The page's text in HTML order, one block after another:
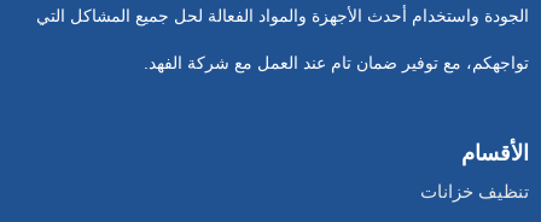
الجودة واستخدام أحدث الأجهزة والمواد الفعالة لحل جميع المشاكل التي
تواجهكم، مع توفير ضمان تام عند العمل مع شركة الفهد.
الأقسام
تنظيف خزانات